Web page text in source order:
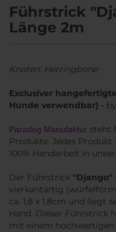
Führstrick
Länge 2m
Knoten: Herringbone
Exclusiver
Hunde verwendbar) - by
Paradog Manufaktur steht
Produkte. Jedes
100% Handarbeit in
Der Führstrick "Django"
vierkantartig
ca. 1,8 x 1,8cm und liegt
Hand. Dieser Führstrick
mit einem hochwertigen